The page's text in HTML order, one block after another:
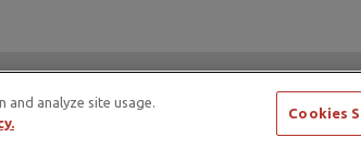
Alliance e di ICAS – International Council
analyze site usage.
Cookies